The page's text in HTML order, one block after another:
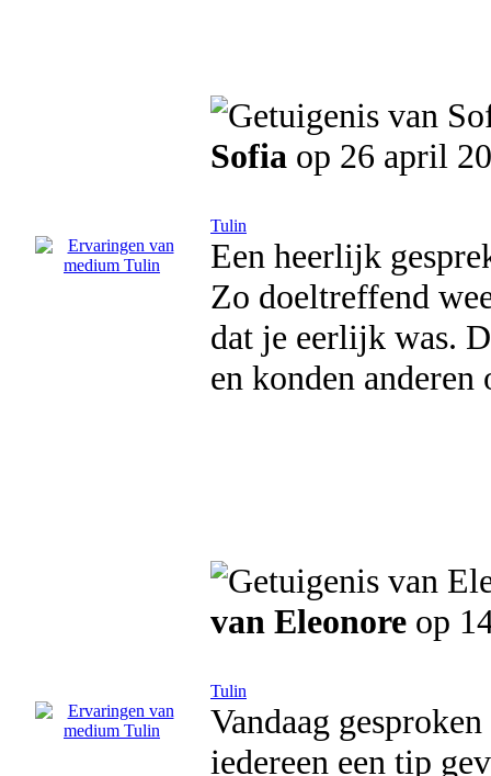
Sofia op 26 april
Tulin
Een heerlijk
Zo doeltreffend
dat je eerlijk was.
en konden
van Eleonore op
Tulin
Vandaag
iedereen een tip